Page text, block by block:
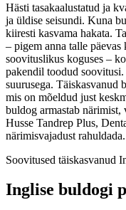
Hästi tasakaalustatud ja
ja üldise seisundi. Kuna
kiiresti kasvama hakata.
– pigem anna talle
soovituslikus koguses –
pakendil toodud
suurusega. Täiskasvanud
mis on mõeldud just
buldog armastab
Husse Tandrep Plus,
närimisvajadust rahuldada.
Soovitused täiskasvanud
Inglise buldogi